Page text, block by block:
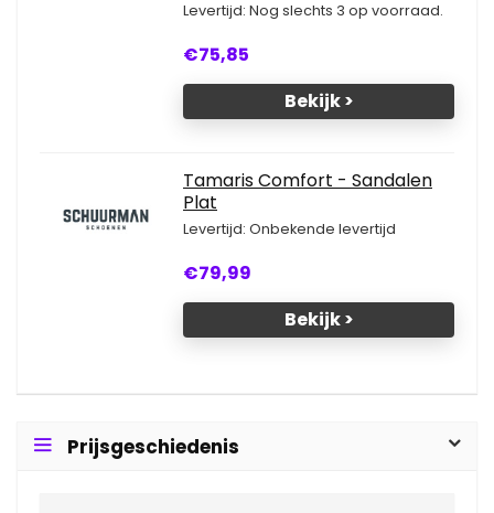
Levertijd: Nog slechts 3 op voorraad.
€75,85
Bekijk >
Tamaris Comfort - Sandalen
Plat
Levertijd: Onbekende levertijd
€79,99
Bekijk >
Prijsgeschiedenis